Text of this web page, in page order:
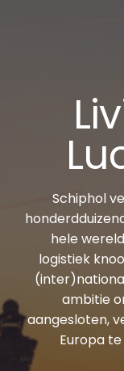
Schiphol
hele
logistiek
ambitie
aangesloten,
Europa